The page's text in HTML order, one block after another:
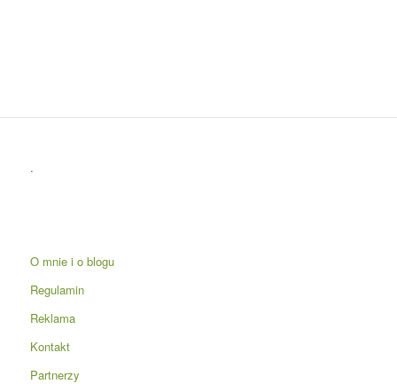
.
O mnie i o blogu
Regulamin
Reklama
Kontakt
Partnerzy